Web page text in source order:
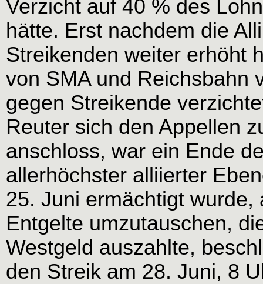
Verzicht auf 40 % des
hätte. Erst nachdem die
Streikenden weiter erhöht
von SMA und Reichsbahn
gegen Streikende
Reuter sich den Appellen
anschloss, war ein Ende
allerhöchster alliierter
25. Juni ermächtigt
Entgelte umzutauschen,
Westgeld auszahlte,
den Streik am 28. Juni, 8